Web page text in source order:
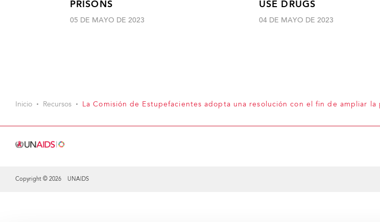
PRISONS
05 DE MAYO DE 2023
USE DRUGS
04 DE MAYO DE 2023
Inicio Recursos La Comisión de Estupefacientes adopta una resolución con el fin de ampliar
Copyright © 2026 UNAIDS